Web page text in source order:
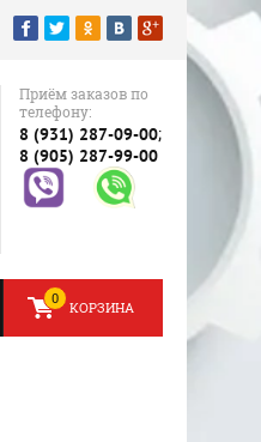
Приём заказов по
телефону:
8 (931) 287-09-00;
8 (905) 287-99-00
КОРЗИНА
0